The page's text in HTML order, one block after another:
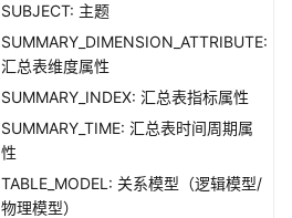
SUBJECT: 主题
SUMMARY_DIMENSION_ATTRIBUTE:
汇总表维度属性
SUMMARY_INDEX: 汇总表指标属性
SUMMARY_TIME: 汇总表时间周期属
性
TABLE_MODEL: 关系模型（逻辑模型/
物理模型）